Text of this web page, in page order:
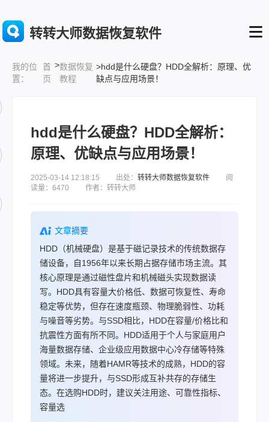
转转大师数据恢复软件
我的位
置：
首
页
>数据恢复
教程
>hdd是什么硬盘？HDD全解析：原理、优
缺点与应用场景！
hdd是什么硬盘？HDD全解析：
原理、优缺点与应用场景！
2025-03-14 12:18:15 出处： 转转大师数据恢复软件 阅
读量：6470 作者：转转大师
文章摘要
HDD（机械硬盘）是基于磁记录技术的传统数据存
储设备，自1956年以来长期占据存储市场主流。其
核心原理是通过磁性盘片和机械磁头实现数据读
写。HDD具有容量大价格低、数据可恢复性、寿命
稳定等优势，但存在速度瓶颈、物理脆弱性、功耗
与噪音等劣势。与SSD相比，HDD在容量/价格比和
抗震性方面有所不同。HDD适用于个人与家庭用户
海量数据存储、企业级应用数据中心冷存储等特殊
领域。未来，随着HAMR等技术的成熟，HDD的容
量将进一步提升，与SSD形成互补共存的存储生
态。在选购HDD时，建议关注用途、可靠性指标、
容量选